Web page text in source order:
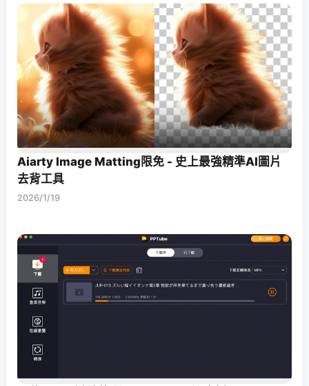
Aiarty Image Matting限免 - 史上最強精準AI圖片
去背工具
2026/1/19